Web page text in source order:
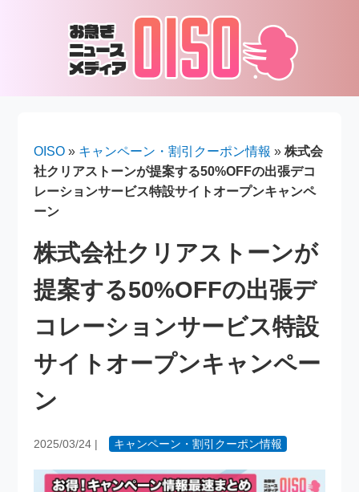
OISO » キャンペーン・割引クーポン情報 »株式会
社クリアストーンが提案する50%OFFの出張デコ
レーションサービス特設サイトオープンキャンペ
ーン
株式会社クリアストーンが
提案する50%OFFの出張デ
コレーションサービス特設
サイトオープンキャンペー
ン
2025/03/24 | キャンペーン・割引クーポン情報